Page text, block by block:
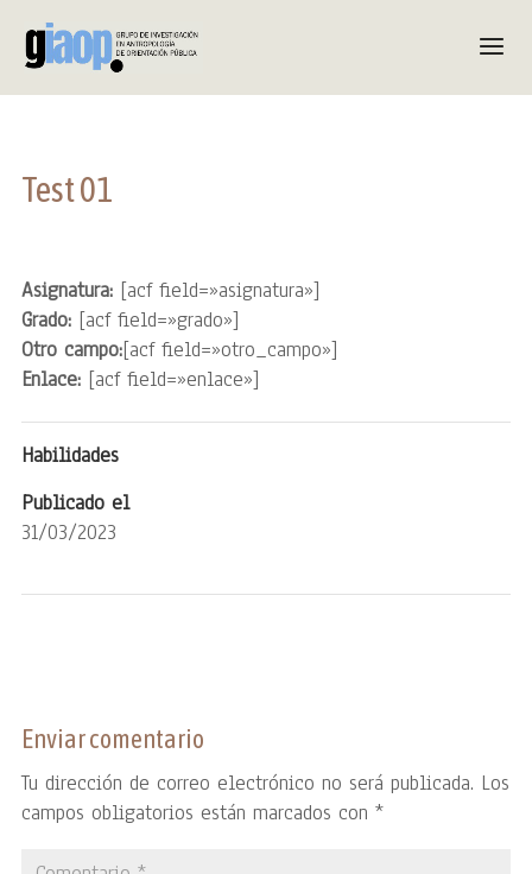
Test 01
Asignatura:[acf field=»asignatura»]
Grado:[acf field=»grado»]
Otro campo:[acf field=»otro_campo»]
Enlace:[acf field=»enlace»]
Habilidades
Publicado el
31/03/2023
Enviar comentario
Tu dirección de correo electrónico no será publicada. Los
campos obligatorios están marcados con *